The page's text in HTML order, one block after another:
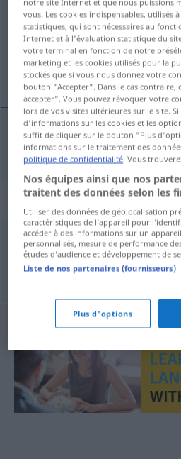
Vue d'ensemble de toutes
(Pour plus d'informations, cliquez
recto
rectom Rektum ANAT
Synonymes de
Mastdarm
vous. Les cookies indispensables, utilisés
statistiques, qui sont nécessaires au
Internet et à l'évaluation statistique du
votre terminal en fonction de notre
marketing et les cookies utilisés pour la
stockés que si vous nous donnez votre
bouton "Accepter". Dans le cas contraire,
accepter". Vous pouvez révoquer votre
lors de vos visites ultérieures sur le site.
d'informations sur les cookies et les
suffit de cliquer sur le bouton "Plus
informations sur le traitement des
politique de confidentialité . Vous
Nos équipes ainsi que nos
traitent des données selon les
Utiliser des données de géolocalisation
caractéristiques de l’appareil pour
accéder à des informations sur un
personnalisés, mesure de performance
études d’audience et développement de
Liste de nos partenaires (fournisseurs)
Plus d'options